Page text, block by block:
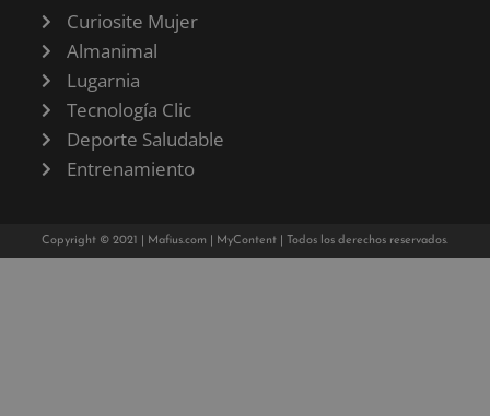
Curiosite Mujer
Almanimal
Lugarnia
Tecnología Clic
Deporte Saludable
Entrenamiento
Copyright © 2021 | Mafius.com MyContent | Todos los derechos reservados.